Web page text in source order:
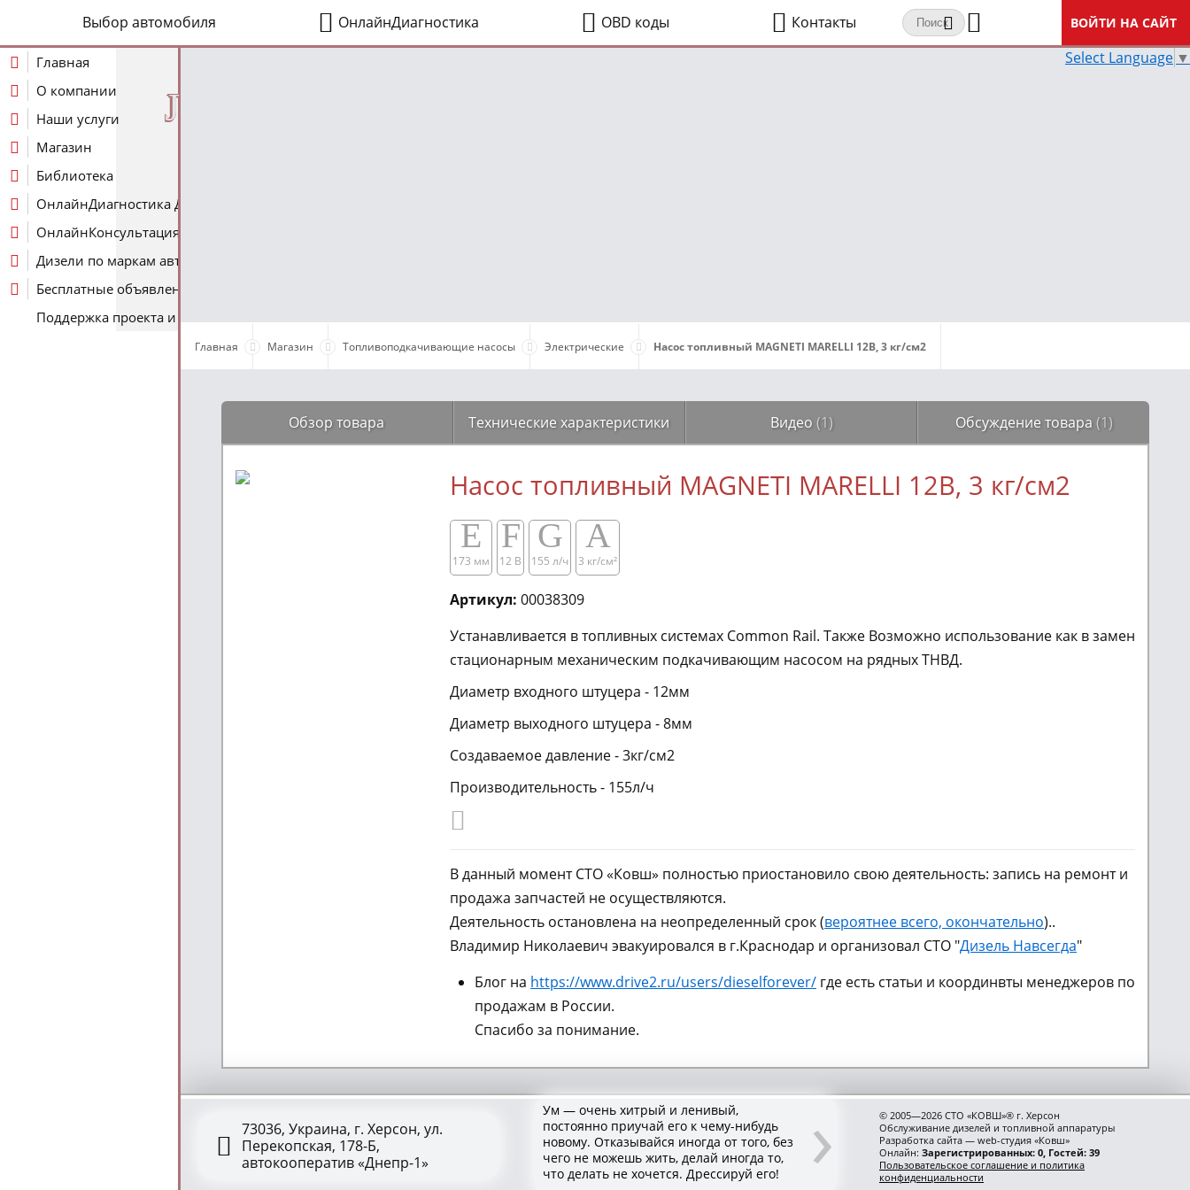
Выбор автомобиля ОнлайнДиагностика OBD коды Контакты ВОЙТИ НА САЙТ
J
Главная
О компании
Наши услуги
Магазин
Библиотека
ОнлайнДиагностика Дизеля
ОнлайнКонсультация по Дизелю
Дизели по маркам авто
Бесплатные объявления
Поддержка проекта и оплата услуг
Select Language ▼
Главная Магазин Топливоподкачивающие насосы Электрические Насос топливный MAGNETI MARELLI 12В, 3 кг/см2
Обзор товара Технические характеристики Видео (1) Обсуждение товара (1)
Насос топливный MAGNETI MARELLI 12В, 3 кг/см2
E
173 мм
F
12 В
G
155 л/ч
A
3 кг/см²​​
Артикул: 00038309
Устанавливается в топливных системах Common Rail. Также Возможно использование как в замен
стационарным механическим подкачивающим насосом на рядных ТНВД.
Диаметр входного штуцера - 12мм
Диаметр выходного штуцера - 8мм
Создаваемое давление - 3кг/см2
Производительность - 155л/ч
В данный момент СТО «Ковш» полностью приостановило свою деятельность: запись на ремонт и
продажа запчастей не осуществляются.
Деятельность остановлена на неопределенный срок (вероятнее всего, окончательно)..
Владимир Николаевич эвакуировался в г.Краснодар и организовал СТО "Дизель Навсегда"
Блог на https://www.drive2.ru/users/dieselforever/ где есть статьи и координвты менеджеров по
продажам в России.
Спасибо за понимание.
73036, Украина, г. Херсон, ул.
Перекопская, 178-Б,
автокооператив «Днепр-1»
Ум — очень хитрый и ленивый,
постоянно приучай его к чему-нибудь
новому. Отказывайся иногда от того, без
чего не можешь жить, делай иногда то,
что делать не хочется. Дрессируй его!
›
© 2005—2026 СТО «КОВШ»® г. Херсон
Обслуживание дизелей и топливной аппаратуры
Разработка сайта — web-студия «Ковш»
Онлайн: Зарегистрированных: 0, Гостей: 39
Пользовательское соглашение и политика
конфиденциальности